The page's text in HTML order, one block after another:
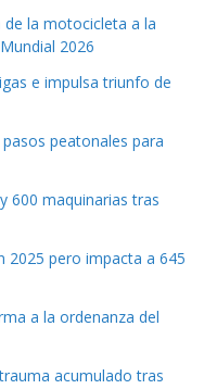
de la motocicleta a la
2026
e impulsa triunfo de
peatonales para
600 maquinarias tras
2025 pero impacta a 645
a la ordenanza del
acumulado tras